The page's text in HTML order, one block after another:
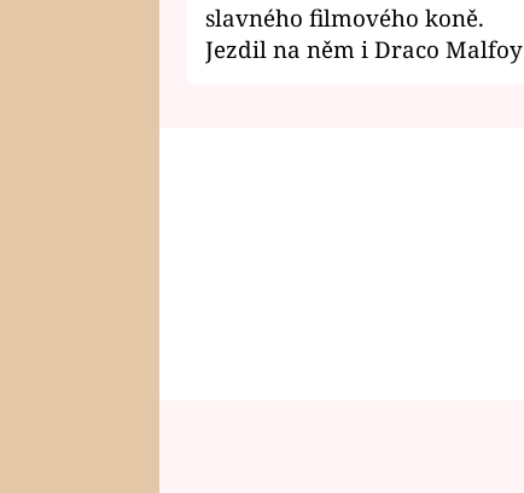
slavného filmového koně.
Jezdil na něm i Draco Malfoy